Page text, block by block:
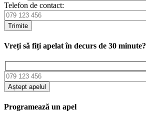
Telefon de contact:
Trimite
Vreți să fiți apelat în decurs de 30 minute?
Aștept apelul
Programează un apel